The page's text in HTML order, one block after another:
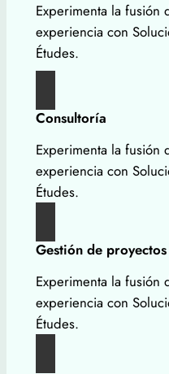
Experimenta la fusión
experiencia con
Études.
Consultoría
Experimenta la fusión
experiencia con
Études.
Gestión de proyectos
Experimenta la fusión
experiencia con
Études.